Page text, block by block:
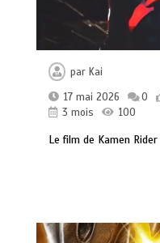
par Kai
17 mai 2026
0
3 mois
100
Le film de Kamen